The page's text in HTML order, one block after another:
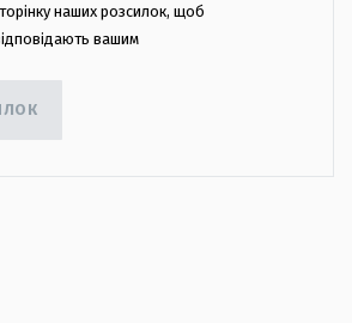
наших розсилок, щоб
вашим